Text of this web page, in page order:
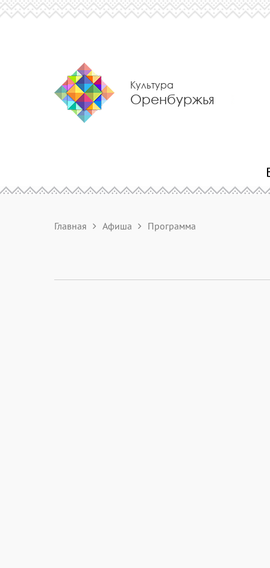
Культура
Оренбуржья
Главная Афиша Программа